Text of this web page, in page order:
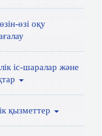
өзі оқу
іс-шаралар және
қызметтер